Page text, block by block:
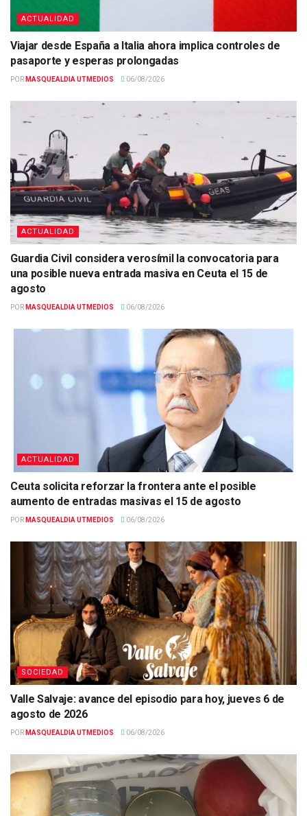
ACTUALIDAD
Viajar desde España a Italia ahora implica controles de
pasaporte y esperas prolongadas
POR MASQUEALDIA UTMEDIOS 06/08/2026
ACTUALIDAD
Guardia Civil considera verosímil la convocatoria para
una posible nueva entrada masiva en Ceuta el 15 de
agosto
POR MASQUEALDIA UTMEDIOS 06/08/2026
ACTUALIDAD
Ceuta solicita reforzar la frontera ante el posible
aumento de entradas masivas el 15 de agosto
POR MASQUEALDIA UTMEDIOS 06/08/2026
SOCIEDAD
Valle Salvaje: avance del episodio para hoy, jueves 6 de
agosto de 2026
POR MASQUEALDIA UTMEDIOS 06/08/2026